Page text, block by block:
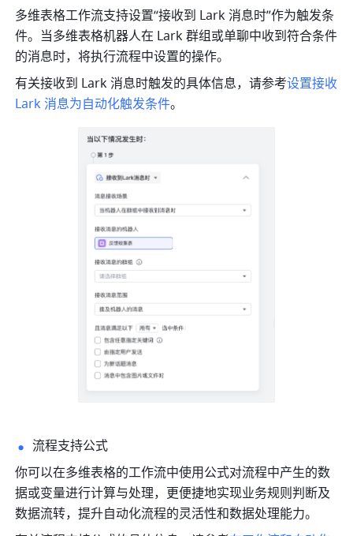
多维表格工作流支持设置“接收到 Lark 消息时”作为触发条
件。当多维表格机器人在 Lark 群组或单聊中收到符合条件
的消息时，将执行流程中设置的操作。
有关接收到 Lark 消息时触发的具体信息，请参考设置接收
Lark 消息为自动化触发条件。
流程支持公式
你可以在多维表格的工作流中使用公式对流程中产生的数
据或变量进行计算与处理，更便捷地实现业务规则判断及
数据流转，提升自动化流程的灵活性和数据处理能力。